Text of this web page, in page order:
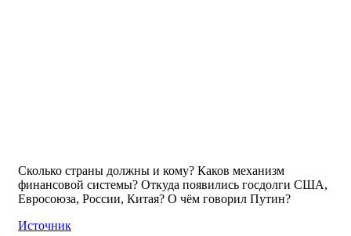
Сколько страны должны и кому? Каков механизм
финансовой системы? Откуда появились госдолги США,
Евросоюза, России, Китая? О чём говорил Путин?
Источник